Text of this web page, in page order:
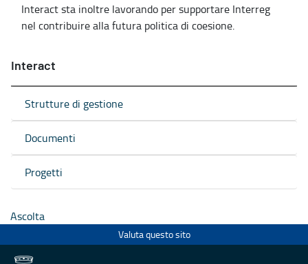
Interact sta inoltre lavorando per supportare Interreg
nel contribuire alla futura politica di coesione.
Interact
Strutture di gestione
Documenti
Progetti
Ascolta
Valuta questo sito